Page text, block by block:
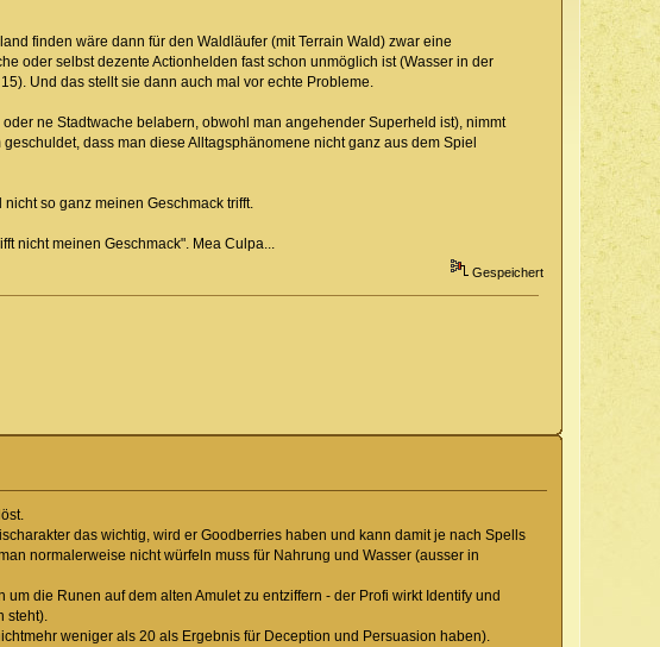
finden wäre dann für den Waldläufer (mit Terrain Wald) zwar eine
oder selbst dezente Actionhelden fast schon unmöglich ist (Wasser in der
Und das stellt sie dann auch mal vor echte Probleme.
ne Stadtwache belabern, obwohl man angehender Superheld ist), nimmt
dass man diese Alltagsphänomene nicht ganz aus dem Spiel
so ganz meinen Geschmack trifft.
nicht meinen Geschmack". Mea Culpa...
Gespeichert
das wichtig, wird er Goodberries haben und kann damit je nach Spells
normalerweise nicht würfeln muss für Nahrung und Wasser (ausser in
die Runen auf dem alten Amulet zu entziffern - der Profi wirkt Identify und
steht).
weniger als 20 als Ergebnis für Deception und Persuasion haben).